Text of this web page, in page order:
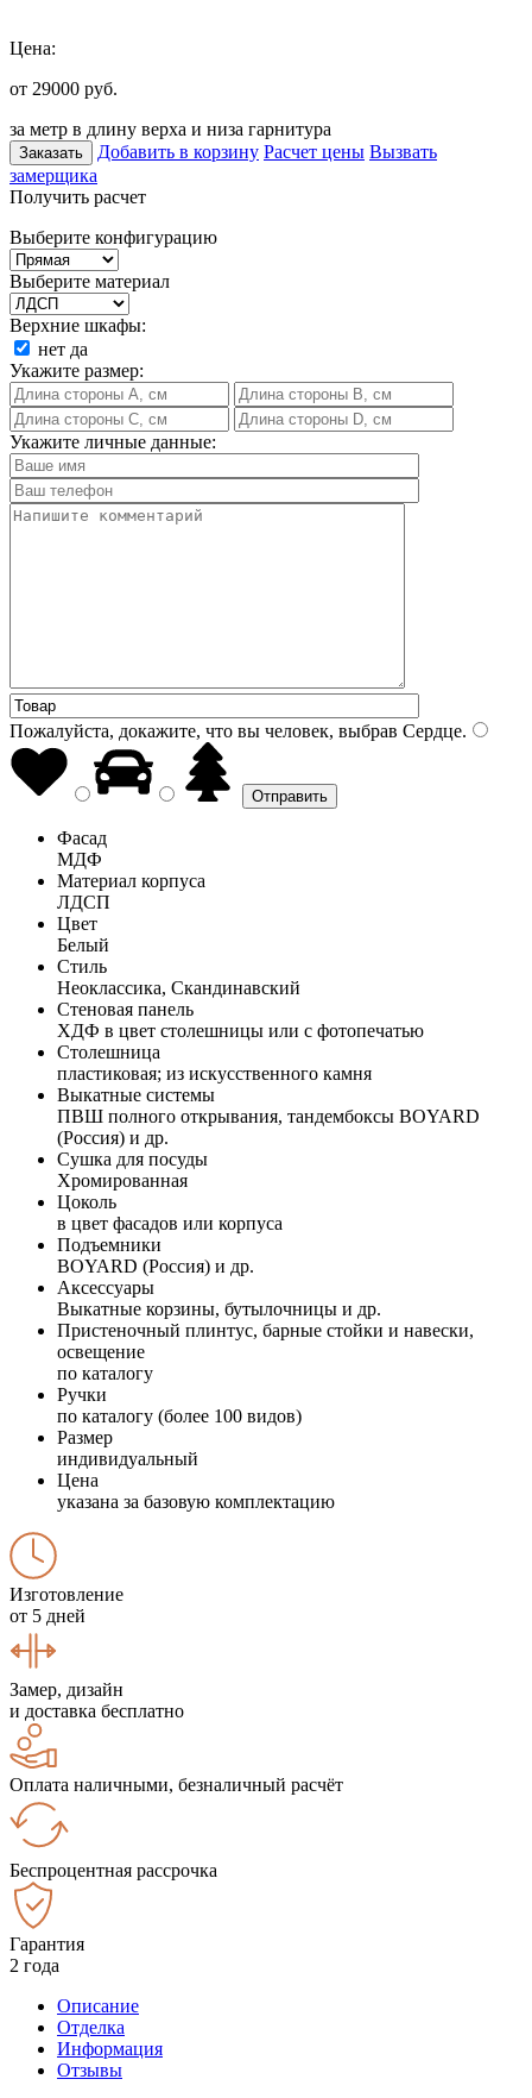
Цена:
от 29000 руб.
за метр в длину верха и низа гарнитура
Заказать Добавить в корзину Расчет цены Вызвать
замерщика
Получить расчет
Выберите конфигурацию
Выберите материал
Верхние шкафы:
нет да
Укажите размер:
Укажите личные данные:
Пожалуйста, докажите, что вы человек, выбрав Сердце.
Фасад
МДФ
Материал корпуса
ЛДСП
Цвет
Белый
Стиль
Неоклассика, Скандинавский
Стеновая панель
ХДФ в цвет столешницы или с фотопечатью
Столешница
пластиковая; из искусственного камня
Выкатные системы
ПВШ полного открывания, тандембоксы BOYARD
(Россия) и др.
Сушка для посуды
Хромированная
Цоколь
в цвет фасадов или корпуса
Подъемники
BOYARD (Россия) и др.
Аксессуары
Выкатные корзины, бутылочницы и др.
Пристеночный плинтус, барные стойки и навески,
освещение
по каталогу
Ручки
по каталогу (более 100 видов)
Размер
индивидуальный
Цена
указана за базовую комплектацию
Изготовление
от 5 дней
Замер, дизайн
и доставка бесплатно
Оплата наличными, безналичный расчёт
Беспроцентная рассрочка
Гарантия
2 года
Описание
Отделка
Информация
Отзывы